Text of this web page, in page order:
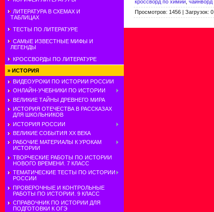
ЛИТЕРАТУРА В СХЕМАХ И
ТАБЛИЦАХ
ТЕСТЫ ПО ЛИТЕРАТУРЕ
САМЫЕ ИЗВЕСТНЫЕ МИФЫ И
ЛЕГЕНДЫ
КРОССВОРДЫ ПО ЛИТЕРАТУРЕ
» ИСТОРИЯ
ВИДЕОУРОКИ ПО ИСТОРИИ РОССИИ
ОНЛАЙН-УЧЕБНИКИ ПО ИСТОРИИ
ВЕЛИКИЕ ТАЙНЫ ДРЕВНЕГО МИРА
ИСТОРИЯ ОТЕЧЕСТВА В РАССКАЗАХ
ДЛЯ ШКОЛЬНИКОВ
ИСТОРИЯ РОССИИ
ВЕЛИКИЕ СОБЫТИЯ ХХ ВЕКА
РАБОЧИЕ МАТЕРИАЛЫ К УРОКАМ
ИСТОРИИ
ТВОРЧЕСКИЕ РАБОТЫ ПО ИСТОРИИ
НОВОГО ВРЕМЕНИ. 7 КЛАСС
ТЕМАТИЧЕСКИЕ ТЕСТЫ ПО ИСТОРИИ
РОССИИ
ПРОВЕРОЧНЫЕ И КОНТРОЛЬНЫЕ
РАБОТЫ ПО ИСТОРИИ. 9 КЛАСС
СПРАВОЧНИК ПО ИСТОРИИ ДЛЯ
ПОДГОТОВКИ К ОГЭ
кроссворд по химии чайнворд
Просмотров: 1456 | Загрузок: 0